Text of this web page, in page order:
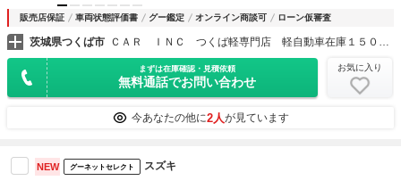
販売店保証 車両状態評価書 グー鑑定 オンライン商談可 ローン仮審査
茨城県つくば市 ＣＡＲ ＩＮＣ つくば軽専門店 軽自動車在庫１５０台以上
まずは在庫確認・見積依頼
無料通話でお問い合わせ
お気に入り
今あなたの他に2人が見ています
NEW グーネットセレクト スズキ